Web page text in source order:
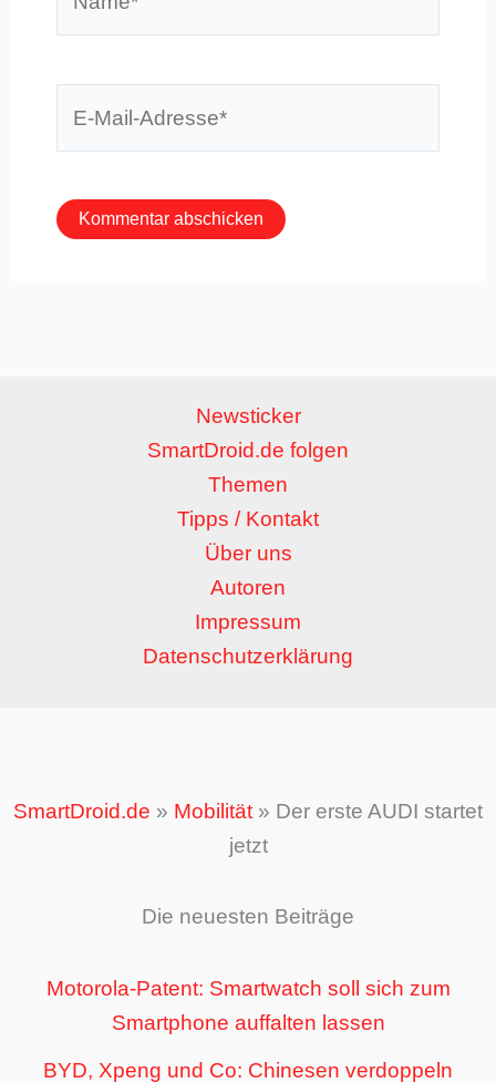
Newsticker
SmartDroid.de folgen
Themen
Tipps / Kontakt
Über uns
Autoren
Impressum
Datenschutzerklärung
SmartDroid.de » Mobilität» Der erste AUDI startet
jetzt
Die neuesten Beiträge
Motorola-Patent: Smartwatch soll sich zum
Smartphone auffalten lassen
BYD, Xpeng und Co: Chinesen verdoppeln